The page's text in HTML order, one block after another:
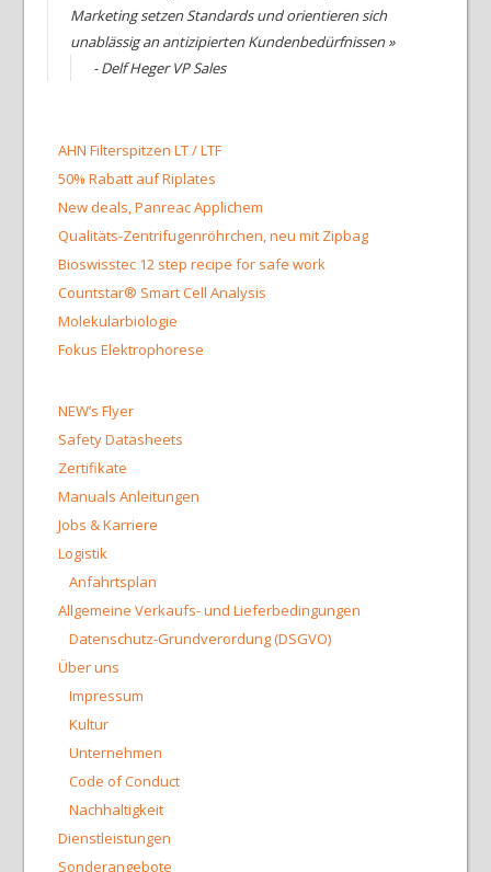
Marketing setzen Standards und orientieren sich
unablässig an antizipierten Kundenbedürfnissen »
- Delf Heger VP Sales
AHN Filterspitzen LT / LTF
50% Rabatt auf Riplates
New deals, Panreac Applichem
Qualitäts-Zentrifugenröhrchen, neu mit Zipbag
Bioswisstec 12 step recipe for safe work
Countstar® Smart Cell Analysis
Molekularbiologie
Fokus Elektrophorese
NEW’s Flyer
Safety Datasheets
Zertifikate
Manuals Anleitungen
Jobs & Karriere
Logistik
Anfahrtsplan
Allgemeine Verkaufs- und Lieferbedingungen
Datenschutz-Grundverordung (DSGVO)
Über uns
Impressum
Kultur
Unternehmen
Code of Conduct
Nachhaltigkeit
Dienstleistungen
Sonderangebote